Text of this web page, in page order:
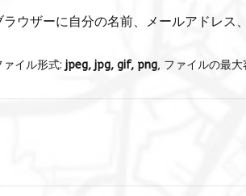
ウザーに自分の名前、メールアドレス
イル形式: jpeg, jpg, gif, png, ファイルの最大